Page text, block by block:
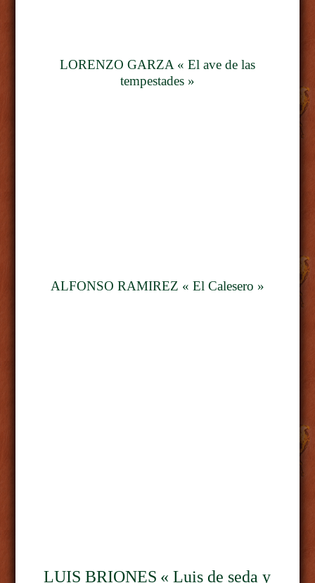
LORENZO GARZA « El ave de las
tempestades »
ALFONSO RAMIREZ « El Calesero »
LUIS BRIONES « Luis de seda y